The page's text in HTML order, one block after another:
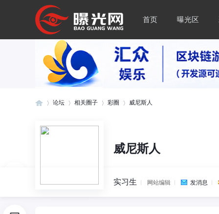
首页 曝光区
论坛 相关圈子 彩圈
›
威尼斯人
威尼斯人
实习生 网站编辑 发消息